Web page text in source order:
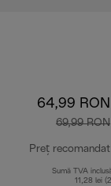
64,99 RON
69,99 RON
Preț recomandat
Sumă TVA
11,28 lei